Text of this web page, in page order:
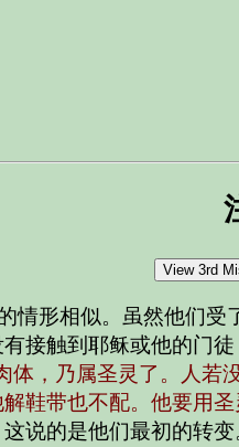
情形相似。虽然他们
接触到耶稣或他的门
体，乃属圣灵了。人若
鞋带也不配。他要用
说的是他们最初的转